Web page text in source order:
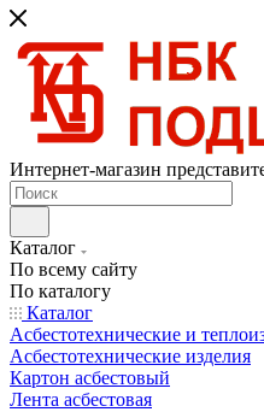
Интернет-магазин
Каталог
По всему сайту
По каталогу
Каталог
Асбестотехнические и
Асбестотехнические изделия
Картон асбестовый
Лента асбестовая